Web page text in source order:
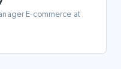
E-commerce at